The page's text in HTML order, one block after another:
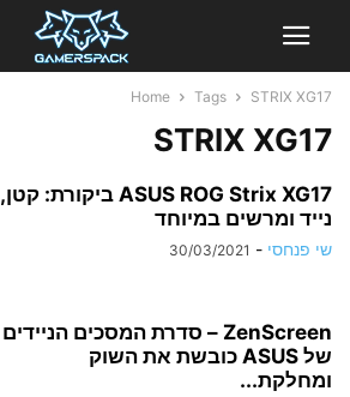
Home Tags STRIX XG17
STRIX XG17
ASUS ROG Strix XG17 ביקורת: קטן,
נייד ומרשים במיוחד
שי פנחסי -
30/03/2021
ZenScreen – סדרת המסכים הניידים
של ASUS כובשת את השוק
ומחלקת...